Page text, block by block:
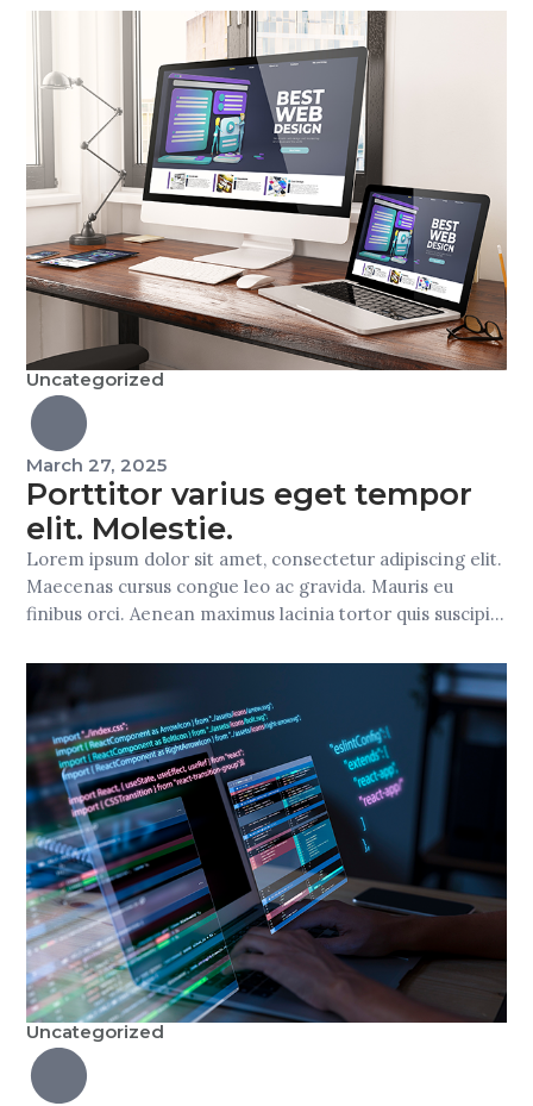
ultricies quam. Sed molestie in nibh vel ullamcorper.
Suspendisse vulputate urna sed nisi tempor, quis
consectetur dolor egestas. Pellentesque mauris erat,
maximus […]
Uncategorized
March 27, 2025
Porttitor varius eget tempor
elit. Molestie.
Lorem ipsum dolor sit amet, consectetur adipiscing elit.
Maecenas cursus congue leo ac gravida. Mauris eu
finibus orci. Aenean maximus lacinia tortor quis suscipit.
ultricies quam. Sed molestie in nibh vel ullamcorper.
Suspendisse vulputate urna sed nisi tempor, quis
consectetur dolor egestas. Pellentesque mauris erat,
maximus […]
Uncategorized